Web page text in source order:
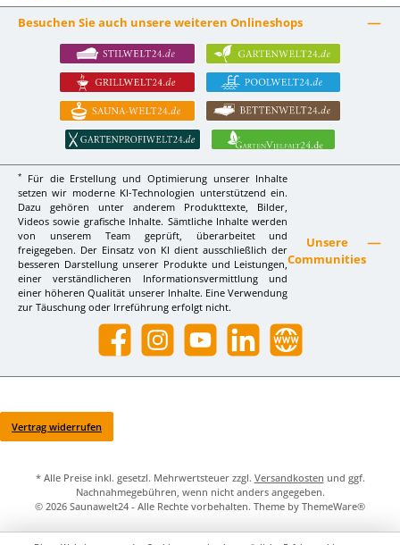
Besuchen Sie auch unsere weiteren Onlineshops
*
Für die Erstellung und Optimierung unserer Inhalte
setzen wir moderne KI-Technologien unterstützend ein.
Dazu gehören unter anderem Produkttexte, Bilder,
Videos sowie grafische Inhalte. Sämtliche Inhalte werden
von unserem Team geprüft, überarbeitet und
freigegeben. Der Einsatz von KI dient ausschließlich der
besseren Darstellung unserer Produkte und Leistungen,
einer verständlicheren Informationsvermittlung und
einer höheren Qualität unserer Inhalte. Eine Verwendung
zur Täuschung oder Irreführung erfolgt nicht.
Unsere
Communities
Facebook InstagramYouTube LinkedIn Website
Vertrag widerrufen
* Alle Preise inkl. gesetzl. Mehrwertsteuer zzgl. Versandkosten und ggf.
Nachnahmegebühren, wenn nicht anders angegeben.
© 2026 Saunawelt24 - Alle Rechte vorbehalten. Theme by ThemeWare®